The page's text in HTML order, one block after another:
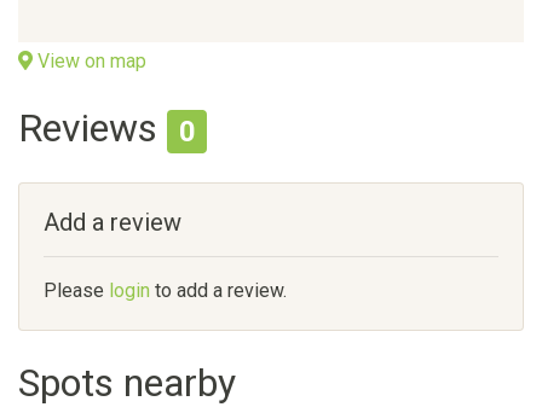
View on map
Reviews 0
Add a review
Please login to add a review.
Spots nearby